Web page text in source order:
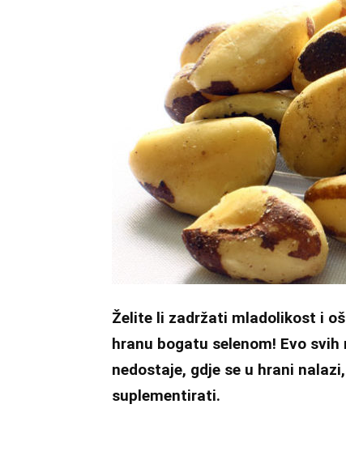
Želite li zadržati mladolikost i
hranu bogatu selenom! Evo
nedostaje, gdje se u hrani
suplementirati.